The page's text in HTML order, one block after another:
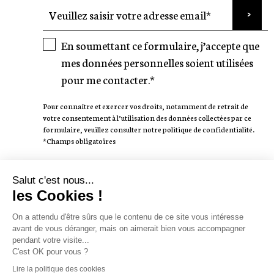
En soumettant ce formulaire, j’accepte que
mes données personnelles soient utilisées
pour me contacter.*
Pour connaître et exercer vos droits, notamment de retrait de
votre consentement à l’utilisation des données collectées par ce
formulaire, veuillez consulter notre politique de confidentialité.
*Champs obligatoires
SUIVEZ-NOUS
AUTEURS
CATALOGUE 25/26
Salut c'est nous...
les Cookies !
On a attendu d'être sûrs que le contenu de ce site vous intéresse
avant de vous déranger, mais on aimerait bien vous accompagner
pendant votre visite...
C'est OK pour vous ?
Lire la politique des cookies